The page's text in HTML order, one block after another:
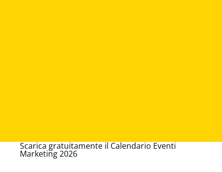
Scarica gratuitamente il Calendario Eventi
Marketing 2026